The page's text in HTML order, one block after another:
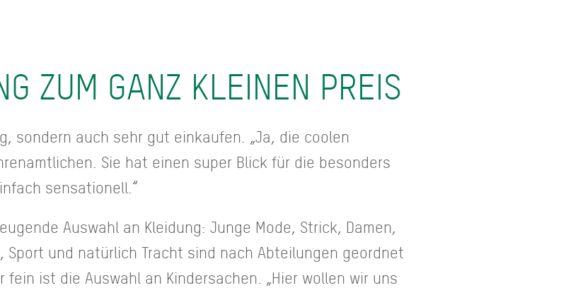
ZUM GANZ KLEINEN PREIS
sondern auch sehr gut einkaufen. „Ja, die coolen
Sie hat einen super Blick für die besonders
sensationell.“
Auswahl an Kleidung: Junge Mode, Strick, Damen,
Sport und natürlich Tracht sind nach Abteilungen geordnet
ist die Auswahl an Kindersachen. „Hier wollen wir uns